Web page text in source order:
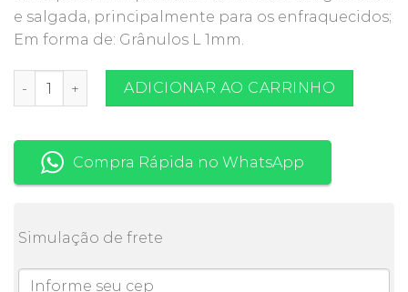
e salgada, principalmente para os enfraquecidos;
Em forma de: Grânulos L 1mm.
DR BASSLEER ALOE L (1MM) 150G quantidade
ADICIONAR AO CARRINHO
Compra Rápida no WhatsApp
Simulação de frete